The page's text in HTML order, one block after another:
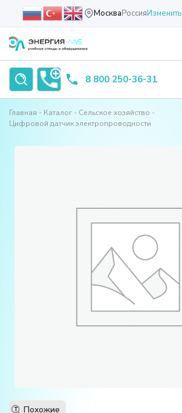
МоскваРоссияИзменить
8 800 250-36-31
Главная Каталог
Сельское хозяйство
Цифровой датчик электропроводности
T Похожие